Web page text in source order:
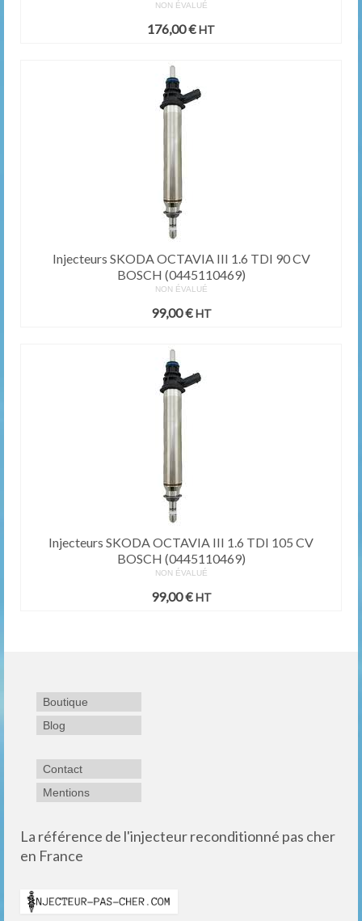
NON ÉVALUÉ
176,00€ HT
Injecteurs SKODA OCTAVIA III 1.6 TDI 90 CV
BOSCH (0445110469)
NON ÉVALUÉ
99,00€ HT
Injecteurs SKODA OCTAVIA III 1.6 TDI 105 CV
BOSCH (0445110469)
NON ÉVALUÉ
99,00€ HT
Boutique
Blog
Contact
Mentions
La référence de l'injecteur reconditionné pas cher
en France